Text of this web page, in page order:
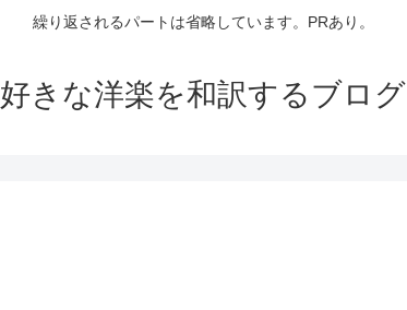
繰り返されるパートは省略しています。PRあり。
好きな洋楽を和訳するブログ